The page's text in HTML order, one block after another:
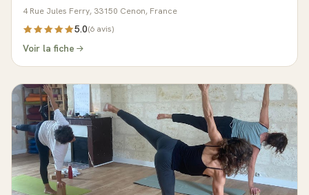
4 Rue Jules Ferry, 33150 Cenon, France
5.0(6 avis)
Voir la fiche